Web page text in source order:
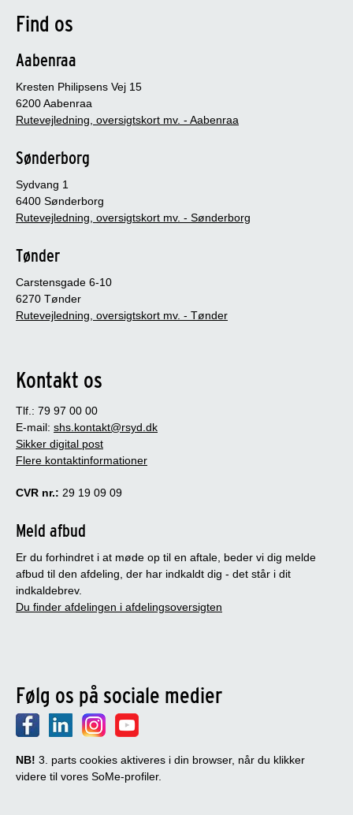
Find os
Aabenraa
Kresten Philipsens Vej 15
6200 Aabenraa
Rutevejledning, oversigtskort mv. - Aabenraa
Sønderborg
Sydvang 1
6400 Sønderborg
Rutevejledning, oversigtskort mv. - Sønderborg
Tønder
Carstensgade 6-10
6270 Tønder
Rutevejledning, oversigtskort mv. - Tønder
Kontakt os
Tlf.: 79 97 00 00
E-mail: shs.kontakt@rsyd.dk
Sikker digital post
Flere kontaktinformationer
CVR nr.: 29 19 09 09
Meld afbud
Er du forhindret i at møde op til en aftale, beder vi dig melde
afbud til den afdeling, der har indkaldt dig - det står i dit
indkaldebrev.
Du finder afdelingen i afdelingsoversigten
Følg os på sociale medier
NB! 3. parts cookies aktiveres i din browser, når du klikker
videre til vores SoMe-profiler.